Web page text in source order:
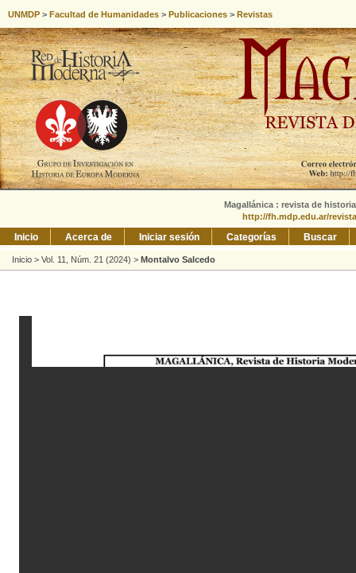
UNMDP > Facultad de Humanidades > Publicaciones > Revistas
Magallánica : revista de
http://fh.mdp.edu.ar/
Inicio Acerca de Iniciar sesión Categorías Buscar
Inicio > Vol. 11, Núm. 21 (2024) > Montalvo Salcedo